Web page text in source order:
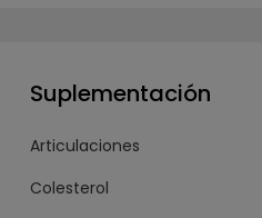
Suplementación
Articulaciones
Colesterol